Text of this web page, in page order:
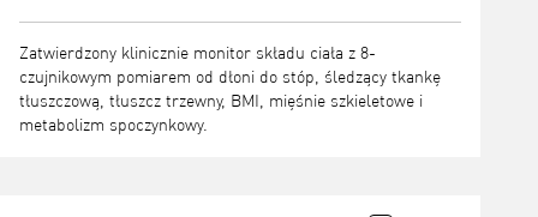
Zatwierdzony klinicznie monitor składu ciała z 8-
czujnikowym pomiarem od dłoni do stóp, śledzący tkankę
tłuszczową, tłuszcz trzewny, BMI, mięśnie szkieletowe i
metabolizm spoczynkowy.